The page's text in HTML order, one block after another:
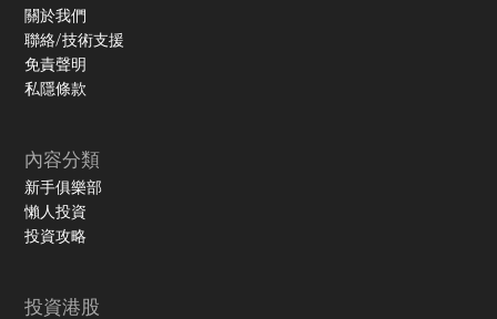
關於我們
聯絡/技術支援
免責聲明
私隱條款
內容分類
新手俱樂部
懶人投資
投資攻略
投資港股